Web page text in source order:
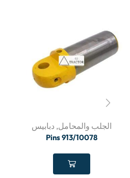
الجلب والمحامل, دبابيس
Pins 913/10078